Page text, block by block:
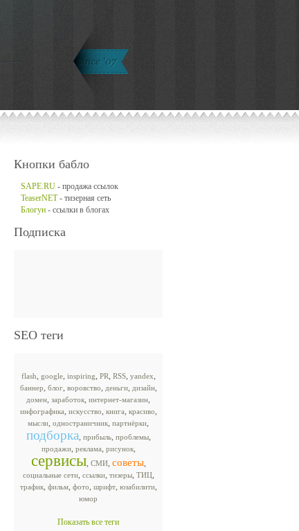
Кнопки бабло
SAPE.RU - продажа ссылок
TeaserNET- тизерная сеть
Блогун - ссылки в блогах
Подписка
SEO теги
flash, google, inspiring, PR, RSS, yandex,
баннер, блог, воровство, деньги, дизайн,
домен, заработок, интернет-магазин,
инфографика, искусство, книга, красиво,
мысли, одностраничник, партнёрки,
подборка, прибыль, проблемы,
продажи, реклама, рисунок,
сервисы, СМИ, советы,
социальные сети, ссылки, тизеры, ТИЦ,
трафик, фильм, фото, шрифт, юзабилити,
юмор
Показать все теги